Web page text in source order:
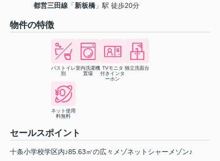
都営三田線 「新板橋 」駅 徒歩20分
物件の特徴
バストイレ
別
室内洗濯機
置場
TVモニタ
付きインタ
ーホン
独立洗面台
ネット使用
料無料
セールスポイント
十条小学校学区内♪85.63㎡の広々メゾネットシャーメゾン♪